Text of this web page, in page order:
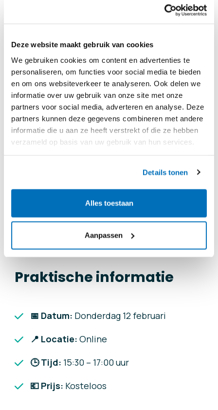
Deze website maakt gebruik van cookies
We gebruiken cookies om content en advertenties te
personaliseren, om functies voor social media te bieden
en om ons websiteverkeer te analyseren. Ook delen we
informatie over uw gebruik van onze site met onze
partners voor social media, adverteren en analyse. Deze
partners kunnen deze gegevens combineren met andere
informatie die u aan ze heeft verstrekt of die ze hebben
verzameld op basis van uw gebruik van hun services.
Details tonen
Alles toestaan
Aanpassen
Mis hét niet en meld je nu
aan.
Praktische informatie
📅 Datum: Donderdag 12 februari
📍 Locatie: Online
🕒Tijd: 15:30 – 17:00 uur
💶 Prijs: Kosteloos